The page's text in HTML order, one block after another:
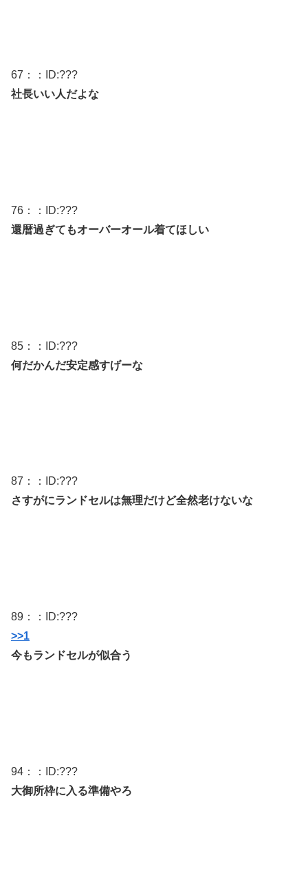
67 ：：ID:???
社長いい人だよな
76 ：：ID:???
還暦過ぎてもオーバーオール着てほしい
85 ：：ID:???
何だかんだ安定感すげーな
87 ：：ID:???
さすがにランドセルは無理だけど全然老けないな
89 ：：ID:???
>>1
今もランドセルが似合う
94 ：：ID:???
大御所枠に入る準備やろ